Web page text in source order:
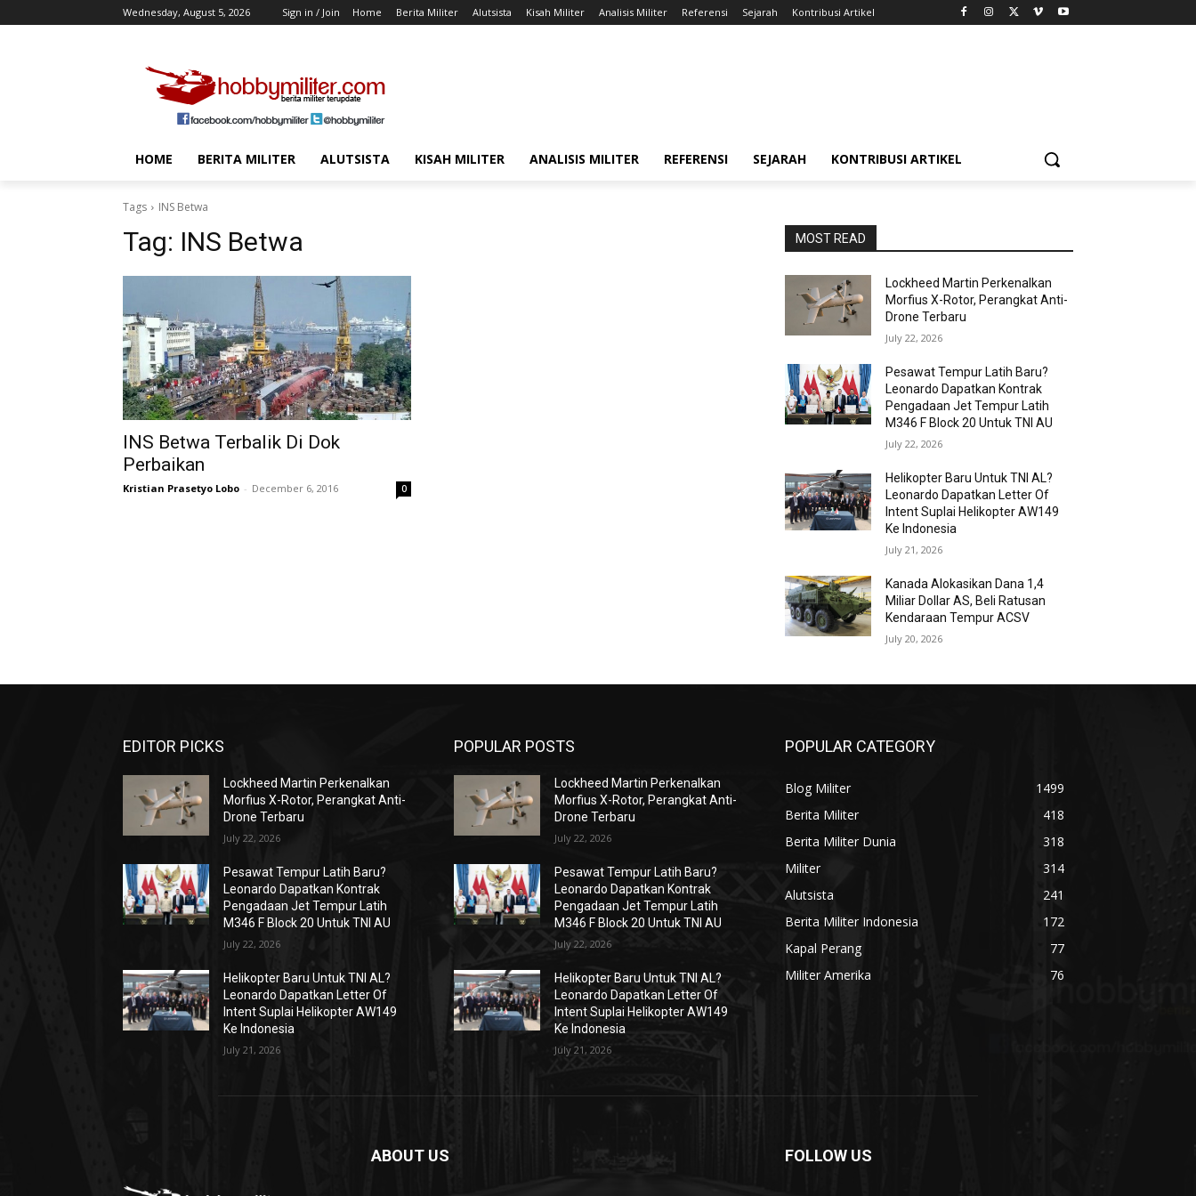
Wednesday, August 5, 2026 Sign in / Join Home Berita Militer Alutsista Kisah Militer Analisis Militer Referensi Sejarah Kontribusi Artikel
HOME BERITA MILITER ALUTSISTA KISAH MILITER ANALISIS MILITER REFERENSI SEJARAH KONTRIBUSI ARTIKEL
Tags INS Betwa
Tag: INS Betwa
INS Betwa Terbalik Di Dok
Perbaikan
Kristian Prasetyo Lobo - December 6, 2016 0
MOST READ
Lockheed Martin Perkenalkan
Morfius X-Rotor, Perangkat Anti-
Drone Terbaru
July 22, 2026
Pesawat Tempur Latih Baru?
Leonardo Dapatkan Kontrak
Pengadaan Jet Tempur Latih
M346 F Block 20 Untuk TNI AU
July 22, 2026
Helikopter Baru Untuk TNI AL?
Leonardo Dapatkan Letter Of
Intent Suplai Helikopter AW149
Ke Indonesia
July 21, 2026
Kanada Alokasikan Dana 1,4
Miliar Dollar AS, Beli Ratusan
Kendaraan Tempur ACSV
July 20, 2026
EDITOR PICKS
Lockheed Martin Perkenalkan
Morfius X-Rotor, Perangkat Anti-
Drone Terbaru
July 22, 2026
Pesawat Tempur Latih Baru?
Leonardo Dapatkan Kontrak
Pengadaan Jet Tempur Latih
M346 F Block 20 Untuk TNI AU
July 22, 2026
Helikopter Baru Untuk TNI AL?
Leonardo Dapatkan Letter Of
Intent Suplai Helikopter AW149
Ke Indonesia
July 21, 2026
POPULAR POSTS
Lockheed Martin Perkenalkan
Morfius X-Rotor, Perangkat Anti-
Drone Terbaru
July 22, 2026
Pesawat Tempur Latih Baru?
Leonardo Dapatkan Kontrak
Pengadaan Jet Tempur Latih
M346 F Block 20 Untuk TNI AU
July 22, 2026
Helikopter Baru Untuk TNI AL?
Leonardo Dapatkan Letter Of
Intent Suplai Helikopter AW149
Ke Indonesia
July 21, 2026
POPULAR CATEGORY
Blog Militer
1499
Berita Militer
418
Berita Militer Dunia
318
Militer
314
Alutsista
241
Berita Militer Indonesia
172
Kapal Perang
77
Militer Amerika
76
ABOUT US FOLLOW US